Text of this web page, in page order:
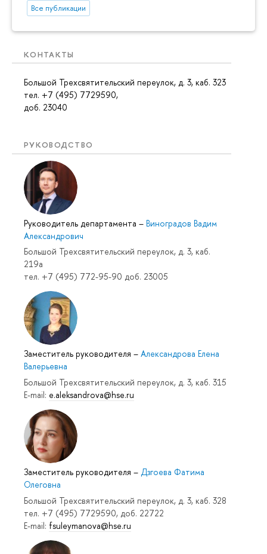
Все публикации
КОНТАКТЫ
Большой Трехсвятительский переулок, д. 3, каб. 323
тел. +7 (495) 7729590,
доб. 23040
РУКОВОДСТВО
Руководитель департамента – Виноградов Вадим
Александрович
Большой Трехсвятительский переулок, д. 3, каб.
219a
тел. +7 (495) 772-95-90 доб. 23005
Заместитель руководителя – Александрова Елена
Валерьевна
Большой Трехсвятительский переулок, д. 3, каб. 315
E-mail: e.aleksandrova@hse.ru
Заместитель руководителя – Дзгоева Фатима
Олеговна
Большой Трехсвятительский переулок, д. 3, каб. 328
тел. +7 (495) 7729590, доб. 22722
E-mail: fsuleymanova@hse.ru